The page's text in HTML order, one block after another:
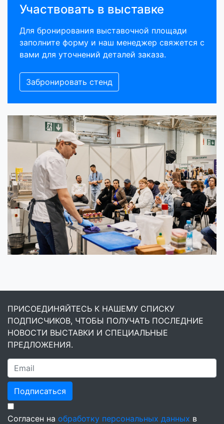
Участвовать в выставке
Для бронирования выставочной площади
заполните форму и наш менеджер свяжется с
вами для уточнений деталей заказа.
Забронировать стенд
ПРИСОЕДИНЯЙТЕСЬ К НАШЕМУ СПИСКУ
ПОДПИСЧИКОВ, ЧТОБЫ ПОЛУЧАТЬ ПОСЛЕДНИЕ
НОВОСТИ ВЫСТАВКИ И СПЕЦИАЛЬНЫЕ
ПРЕДЛОЖЕНИЯ.
Подписаться
Согласен на обработку персональных данных в